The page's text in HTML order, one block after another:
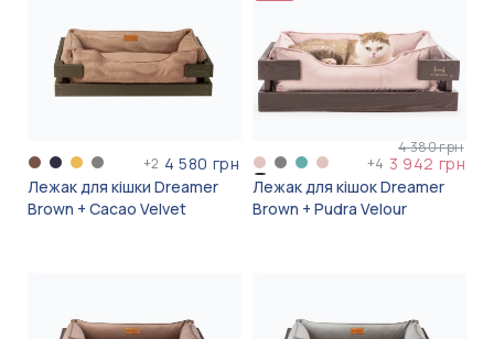
+2 4 580 грн
Лежак для кішки Dreamer
Brown + Cacao Velvet
+4
4 380 грн
3 942 грн
Лежак для кішок Dreamer
Brown + Pudra Velour